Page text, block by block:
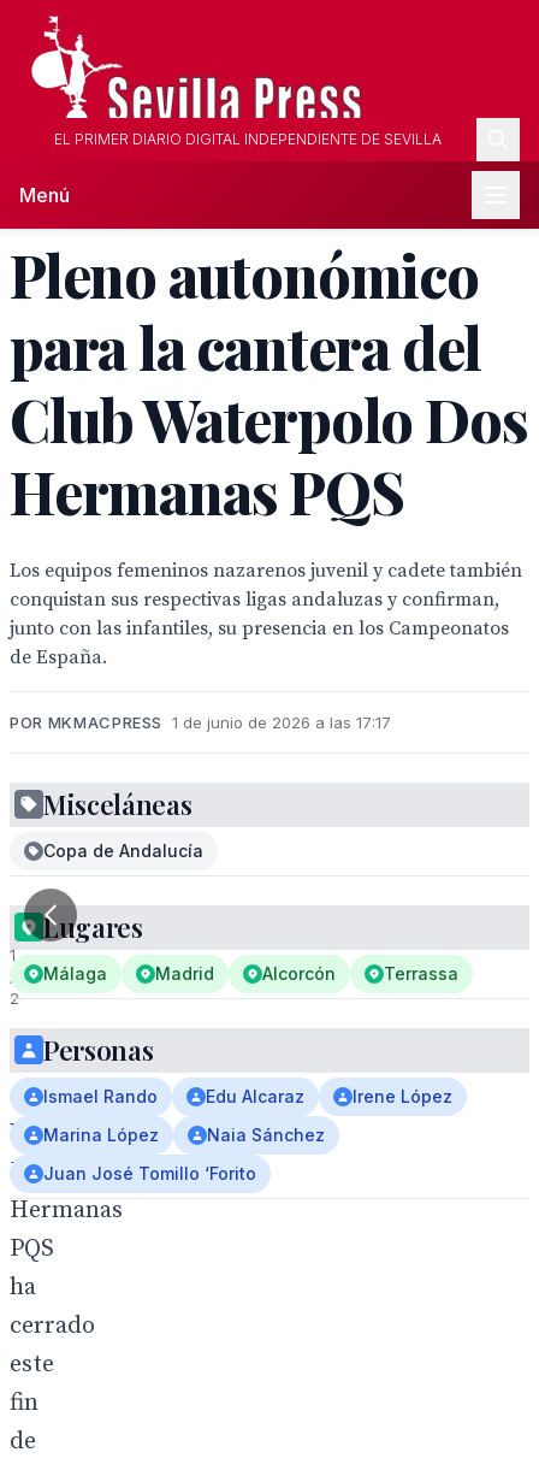
EL PRIMER DIARIO DIGITAL INDEPENDIENTE DE SEVILLA
Menú
Pleno autonómico
para la cantera del
Club Waterpolo Dos
Hermanas PQS
Los equipos femeninos nazarenos juvenil y cadete también
conquistan sus respectivas ligas andaluzas y confirman,
junto con las infantiles, su presencia en los Campeonatos
de España.
POR MKMACPRESS 1 de junio de 2026 a las 17:17
1
/
2
El
Club
Waterpolo
Dos
Hermanas
PQS
ha
cerrado
este
fin
de
Misceláneas
Copa de Andalucía
Lugares
Málaga Madrid Alcorcón Terrassa
Personas
Ismael Rando Edu Alcaraz
Irene López
Marina López
Naia Sánchez
Juan José Tomillo ‘Forito